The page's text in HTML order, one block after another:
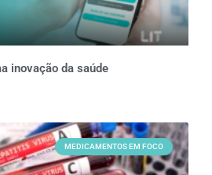
inovação da saúde
MEDICAMENTOS EM FOCO